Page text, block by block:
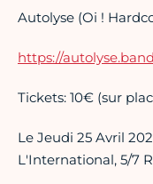
Autolyse (Oi !
https://
Tickets: 10€ (sur
Le Jeudi 25 Avril
L'International, 5/7